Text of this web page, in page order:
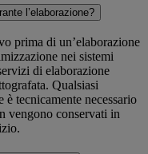
l’elaborazione?
prima di un’elaborazione
nei sistemi
di elaborazione
Qualsiasi
tecnicamente necessario
vengono conservati in